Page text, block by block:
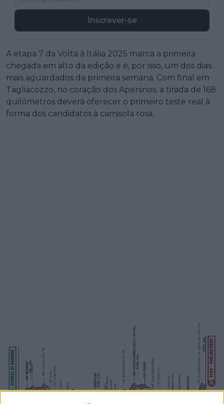
Inscrever-se
A etapa 7 da Volta à Itália 2025 marca a primeira
chegada em alto da edição e é, por isso, um dos dias
mais aguardados da primeira semana. Com final em
Tagliacozzo, no coração dos Apeninos, a tirada de 168
quilómetros deverá oferecer o primeiro teste real à
forma dos candidatos à camisola rosa.